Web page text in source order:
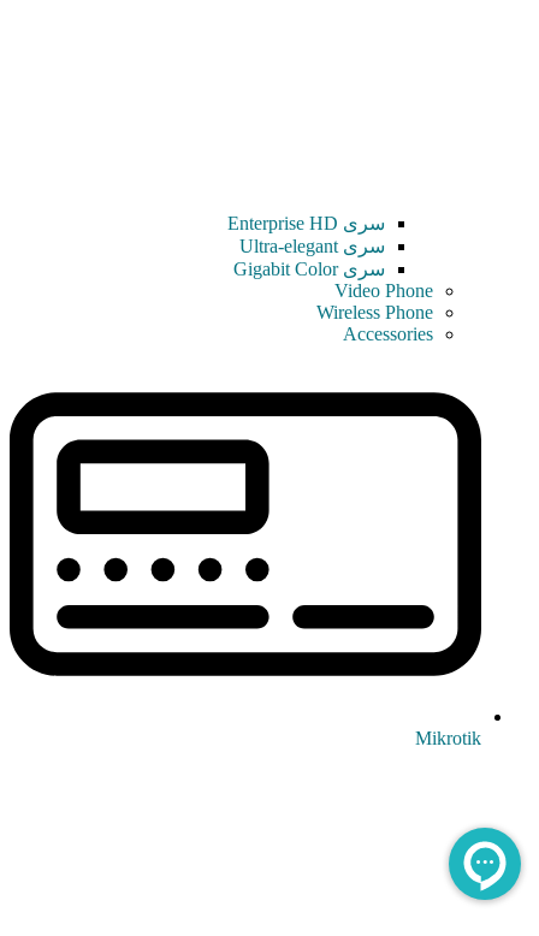
سری Enterprise HD
سری Ultra-elegant
سری Gigabit Color
Video Phone
Wireless Phone
Accessories
Mikrotik